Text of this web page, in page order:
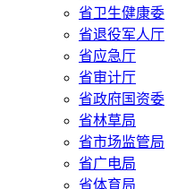
省卫生健康委
省退役军人厅
省应急厅
省审计厅
省政府国资委
省林草局
省市场监管局
省广电局
省体育局